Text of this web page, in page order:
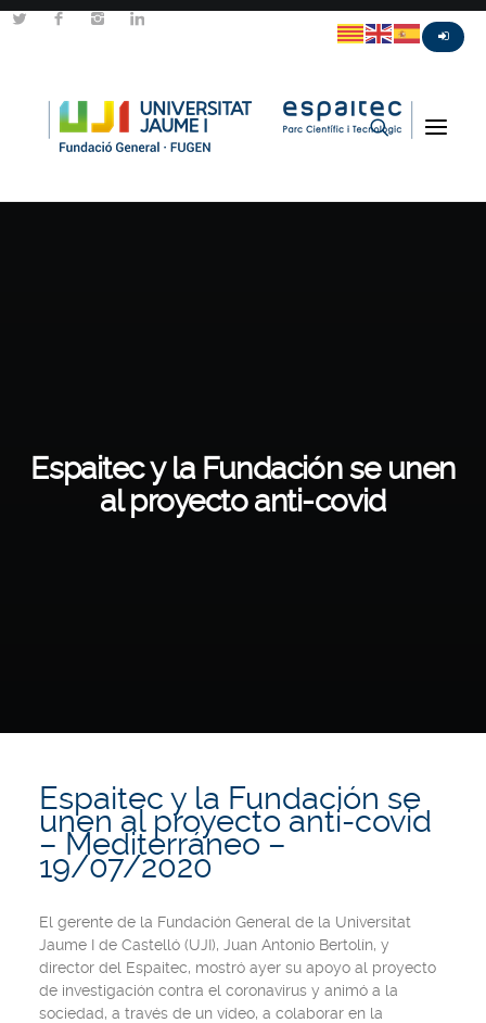
Espaitec y la Fundación se unen
al proyecto anti-covid
Espaitec y la Fundación se
unen al proyecto anti-covid
– Mediterráneo –
19/07/2020
El gerente de la Fundación General de la Universitat
Jaume I de Castelló (UJI), Juan Antonio Bertolín, y
director del Espaitec, mostró ayer su apoyo al proyecto
de investigación contra el coronavirus y animó a la
sociedad, a través de un vídeo, a colaborar en la